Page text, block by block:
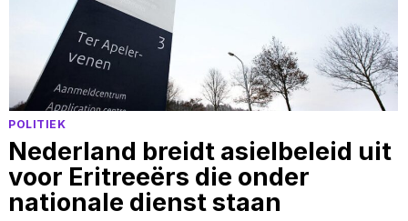
POLITIEK
Nederland breidt asielbeleid uit
voor Eritreeërs die onder
nationale dienst staan